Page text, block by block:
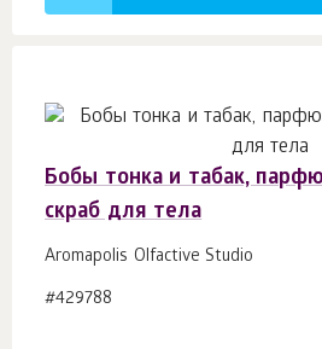
Бобы тонка и табак,
скраб для тела
Aromapolis Olfactive Studio
#429788